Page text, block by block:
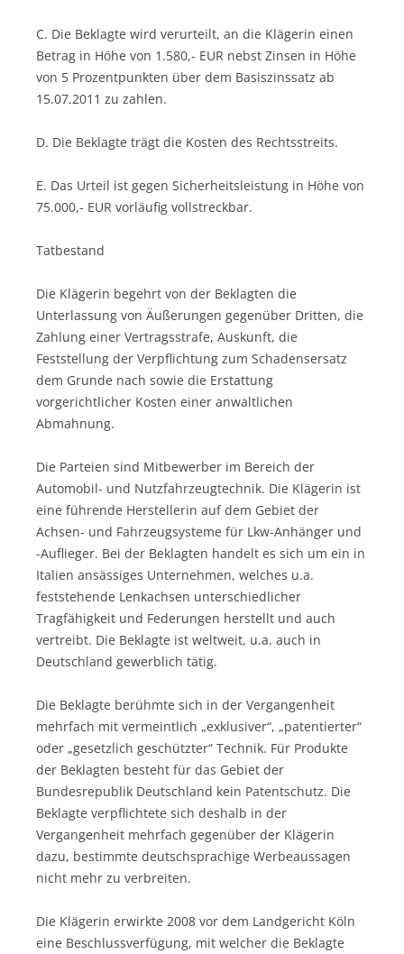
C. Die Beklagte wird verurteilt, an die Klägerin einen
Betrag in Höhe von 1.580,- EUR nebst Zinsen in Höhe
von 5 Prozentpunkten über dem Basiszinssatz ab
15.07.2011 zu zahlen.
D. Die Beklagte trägt die Kosten des Rechtsstreits.
E. Das Urteil ist gegen Sicherheitsleistung in Höhe von
75.000,- EUR vorläufig vollstreckbar.
Tatbestand
Die Klägerin begehrt von der Beklagten die
Unterlassung von Äußerungen gegenüber Dritten, die
Zahlung einer Vertragsstrafe, Auskunft, die
Feststellung der Verpflichtung zum Schadensersatz
dem Grunde nach sowie die Erstattung
vorgerichtlicher Kosten einer anwaltlichen
Abmahnung.
Die Parteien sind Mitbewerber im Bereich der
Automobil- und Nutzfahrzeugtechnik. Die Klägerin ist
eine führende Herstellerin auf dem Gebiet der
Achsen- und Fahrzeugsysteme für Lkw-Anhänger und
-Auflieger. Bei der Beklagten handelt es sich um ein in
Italien ansässiges Unternehmen, welches u.a.
feststehende Lenkachsen unterschiedlicher
Tragfähigkeit und Federungen herstellt und auch
vertreibt. Die Beklagte ist weltweit, u.a. auch in
Deutschland gewerblich tätig.
Die Beklagte berühmte sich in der Vergangenheit
mehrfach mit vermeintlich „exklusiver“, „patentierter“
oder „gesetzlich geschützter“ Technik. Für Produkte
der Beklagten besteht für das Gebiet der
Bundesrepublik Deutschland kein Patentschutz. Die
Beklagte verpflichtete sich deshalb in der
Vergangenheit mehrfach gegenüber der Klägerin
dazu, bestimmte deutschsprachige Werbeaussagen
nicht mehr zu verbreiten.
Die Klägerin erwirkte 2008 vor dem Landgericht Köln
eine Beschlussverfügung, mit welcher die Beklagte